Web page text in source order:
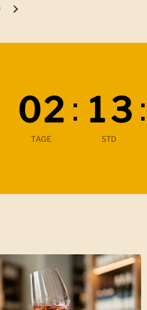
Nächste Folie
02
TAGE
: 13
STD
: